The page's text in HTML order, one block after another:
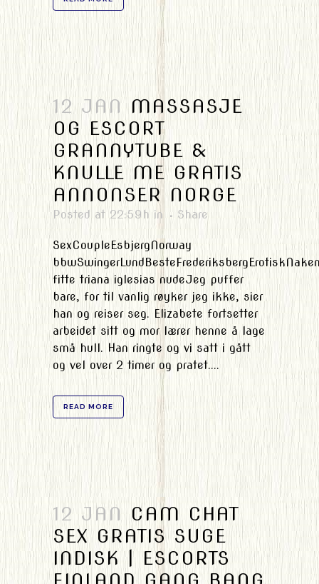
12 JAN MASSASJE
OG ESCORT
GRANNYTUBE &
KNULLE ME GRATIS
ANNONSER NORGE
Posted at 22:59h in Share
SexCoupleEsbjergNorway
fitte triana iglesias nudeJeg puffer
bare, for til vanlig røyker jeg ikke, sier
han og reiser seg. Elizabete fortsetter
arbeidet sitt og mor lærer henne å lage
små hull. Han ringte og vi satt i gått
og vel over 2 timer og pratet....
READ MORE
12 JAN CAM CHAT
SEX GRATIS SUGE
INDISK | ESCORTS